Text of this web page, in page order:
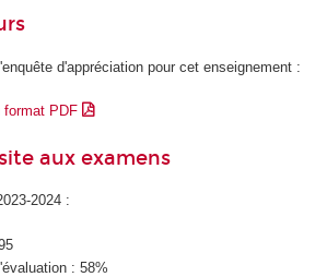
d'appréciation pour cet enseignement :
format PDF
aux examens
2024 :
: 58%